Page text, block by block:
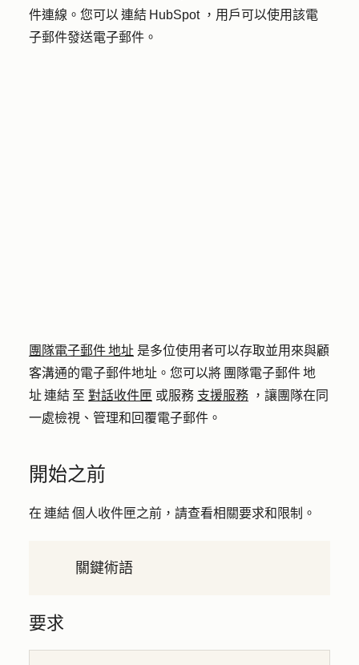
件連線。您可以 連結 HubSpot ，用戶可以使用該電
子郵件發送電子郵件。
團隊電子郵件 地址 是多位使用者可以存取並用來與顧
客溝通的電子郵件地址。您可以將 團隊電子郵件 地
址 連結 至 對話收件匣 或服務 支援服務 ，讓團隊在同
一處檢視、管理和回覆電子郵件。
開始之前
在 連結 個人收件匣之前，請查看相關要求和限制。
關鍵術語
要求